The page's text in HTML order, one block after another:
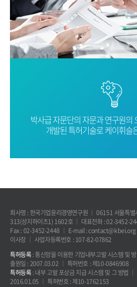
박사급 자문단의 자문과 연구원의
개발된 특허기술로케이휘슬
회사명 : 한국기업윤리경영연구원
06151 서울특별
313(성지하이츠1) 1602호
대표전화 : 02-3452-
Fax : 02-3452-2448
E-mail : contact@kbei.org
이사장
사업자등록번호 : 107-82-07862
특허등록: 통신망을 이용한 기업내부고발 시스템 및
출원일 : 2007.03.02
특허번호 : 제10-0846908
특허등록: 내부 고발 포상금 지급 시스템 및 그 방법
2016.01.05
특허번호 : 제10-1762153